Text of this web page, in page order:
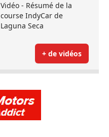
Vidéo - Résumé de la
course IndyCar de
Laguna Seca
+ de vidéos